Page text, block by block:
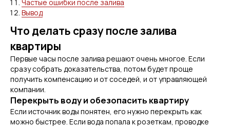
Частые ошибки после залива
Вывод
Что делать сразу после залива
квартиры
Первые часы после залива решают очень многое. Если
сразу собрать доказательства, потом будет проще
получить компенсацию и от соседей, и от управляющей
компании.
Перекрыть воду и обезопасить квартиру
Если источник воды понятен, его нужно перекрыть как
можно быстрее. Если вода попала к розеткам, проводке